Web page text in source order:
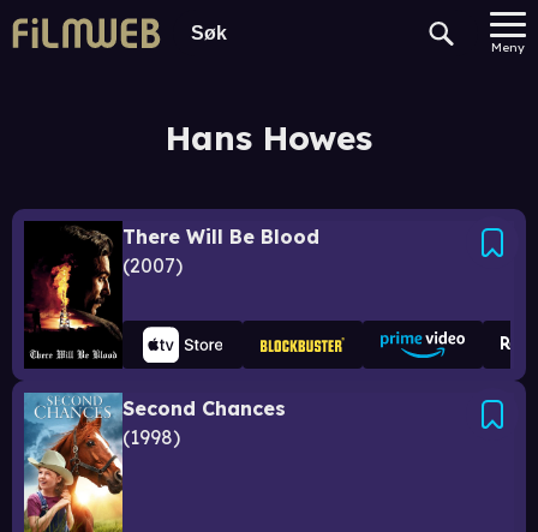
Meny
Hans Howes
There Will Be Blood
2007
Second Chances
1998